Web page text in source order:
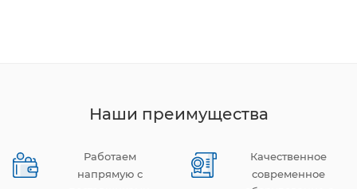
Наши преимущества
Работаем
напрямую с
Качественное
современное